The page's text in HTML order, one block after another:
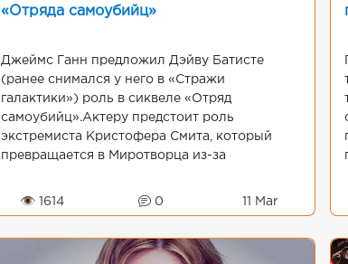
«Отряда самоубийц»
Джеймс Ганн предложил Дэйву Батисте
(ранее снимался у него в «Стражи
галактики») роль в сиквеле «Отряд
самоубийц».Актеру предстоит роль
экстремиста Кристофера Смита, который
превращается в Миротворца из-за
повлекла за собой многочисленные
👁 1614 0 11 Mar